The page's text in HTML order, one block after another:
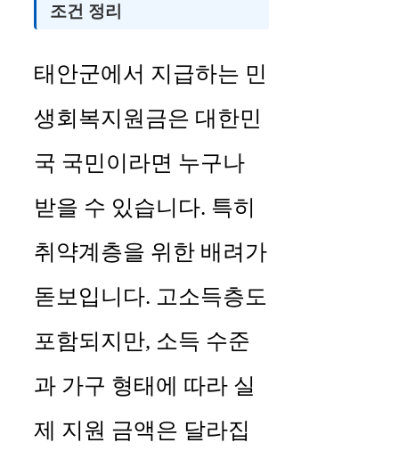
조건 정리
태안군에서 지급하는 민
생회복지원금은 대한민
국 국민이라면 누구나
받을 수 있습니다. 특히
취약계층을 위한 배려가
돋보입니다. 고소득층도
포함되지만, 소득 수준
과 가구 형태에 따라 실
제 지원 금액은 달라집